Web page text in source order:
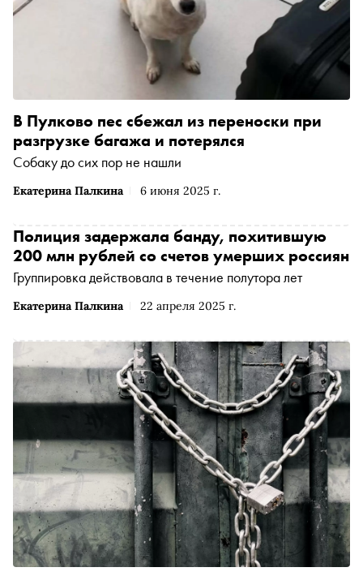
Екатерина Палкина 6 июня 2025 г.
В Пулково пес сбежал из переноски при
разгрузке багажа и потерялся
Собаку до сих пор не нашли
Екатерина Палкина 22 апреля 2025 г.
Полиция задержала банду, похитившую
200 млн рублей со счетов умерших россиян
Группировка действовала в течение полутора лет